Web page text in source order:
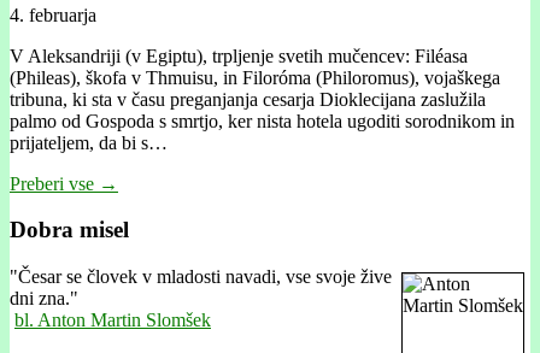
4. februarja
V Aleksandriji (v Egiptu), trpljenje svetih mučencev: Filéasa
(Phileas), škofa v Thmuisu, in Filoróma (Philoromus), vojaškega
tribuna, ki sta v času preganjanja cesarja Dioklecijana zaslužila
palmo od Gospoda s smrtjo, ker nista hotela ugoditi sorodnikom in
prijateljem, da bi s…
Preberi vse →
Dobra misel
"Česar se človek v mladosti navadi, vse svoje žive
dni zna."
bl. Anton Martin Slomšek